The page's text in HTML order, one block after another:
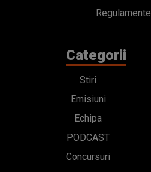
Regulamente
Categorii
Stiri
Emisiuni
Echipa
PODCAST
Concursuri